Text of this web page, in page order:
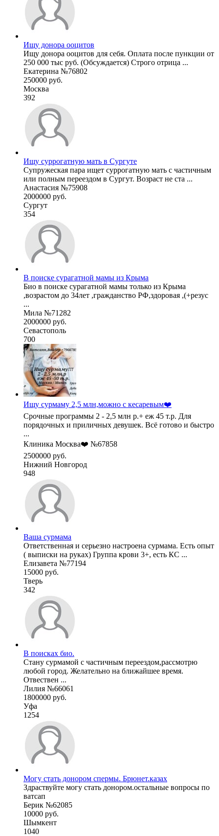
Ищу донора ооцитов
Ищу донора ооцитов для себя. Оплата после пункции от
250 000 тыс руб. (Обсуждается) Строго отрица ...
Екатерина №76802
250000 руб.
Москва
392
Ищу суррогатную мать в Сургуте
Супружеская пара ищет суррогатную мать с частичным
или полным переездом в Сургут. Возраст не ста ...
Анастасия №75908
2000000 руб.
Сургут
354
В поиске сурагатной мамы из Крыма
Био в поиске сурагатной мамы только из Крыма
,возрастом до 34лет ,гражданство РФ,здоровая ,(+резус
...
Мила №71282
2000000 руб.
Севастополь
700
Ищу сурмаму 2,5 млн,можно с кесаревым❤️
Срочные программы 2 - 2,5 млн р.+ еж 45 т.р. Для
порядочных и приличных девушек. Всё готово и быстро
...
Клиника Москва❤️ №67858
2500000 руб.
Нижний Новгород
948
Ваша сурмама
Ответственная и серьезно настроена сурмама. Есть опыт
( выписки на руках) Группа крови 3+, есть КС ...
Елизавета №77194
15000 руб.
Тверь
342
В поисках био.
Стану сурмамой с частичным переездом,рассмотрю
любой город. Желательно на ближайшее время.
Отвествен ...
Лилия №66061
1800000 руб.
Уфа
1254
Могу стать донором спермы. Брюнет.казах
Здраствуйте могу стать донором.остальные вопросы по
ватсап
Берик №62085
10000 руб.
Шымкент
1040